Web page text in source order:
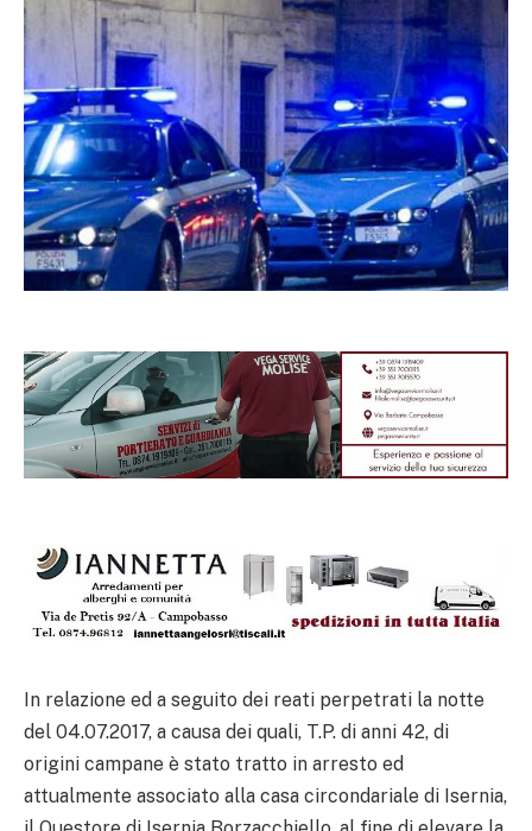
In relazione ed a seguito dei reati perpetrati la notte
del 04.07.2017, a causa dei quali, T.P. di anni 42, di
origini campane è stato tratto in arresto ed
attualmente associato alla casa circondariale di Isernia,